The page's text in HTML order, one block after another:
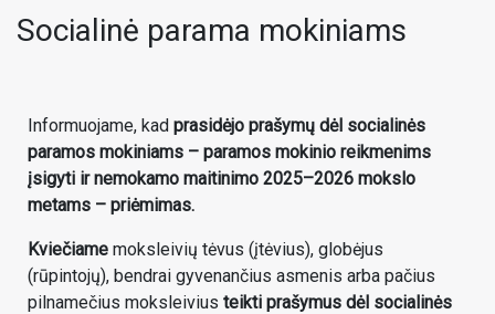
Socialinė parama mokiniams
Informuojame, kad prasidėjo prašymų dėl socialinės
paramos mokiniams – paramos mokinio reikmenims
įsigyti ir nemokamo maitinimo 2025–2026 mokslo
metams – priėmimas.
Kviečiame moksleivių tėvus (įtėvius), globėjus
(rūpintojų), bendrai gyvenančius asmenis arba pačius
pilnamečius moksleivius teikti prašymus dėl socialinės